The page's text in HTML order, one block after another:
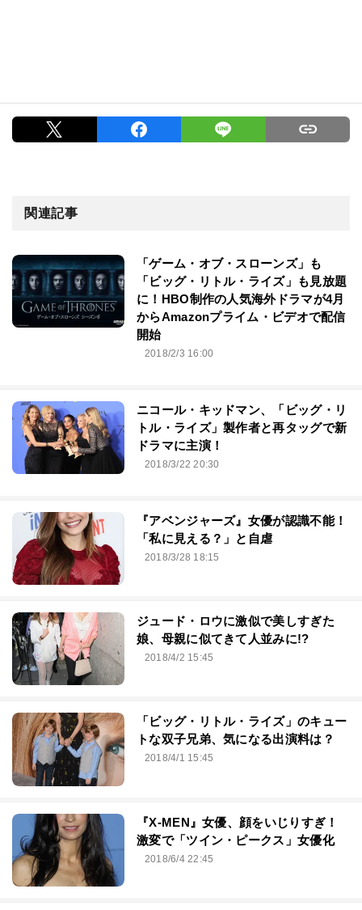
関連記事
「ゲーム・オブ・スローンズ」も
「ビッグ・リトル・ライズ」も見放題
に！HBO制作の人気海外ドラマが4月
からAmazonプライム・ビデオで配信
開始
2018/2/3 16:00
ニコール・キッドマン、「ビッグ・リ
トル・ライズ」製作者と再タッグで新
ドラマに主演！
2018/3/22 20:30
『アベンジャーズ』女優が認識不能！
「私に見える？」と自虐
2018/3/28 18:15
ジュード・ロウに激似で美しすぎた
娘、母親に似てきて人並みに!?
2018/4/2 15:45
「ビッグ・リトル・ライズ」のキュー
トな双子兄弟、気になる出演料は？
2018/4/1 15:45
『X-MEN』女優、顔をいじりすぎ！
激変で「ツイン・ピークス」女優化
2018/6/4 22:45